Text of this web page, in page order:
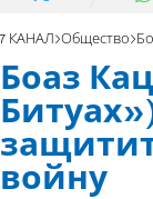
7 КАНАЛ Общество
Боаз
войну